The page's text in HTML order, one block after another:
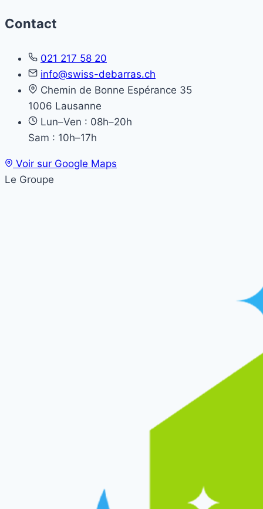
Contact
021 217 58 20
info@swiss-debarras.ch
Chemin de Bonne Espérance 35
1006 Lausanne
Lun–Ven : 08h–20h
Sam : 10h–17h
Voir sur Google Maps
Le Groupe